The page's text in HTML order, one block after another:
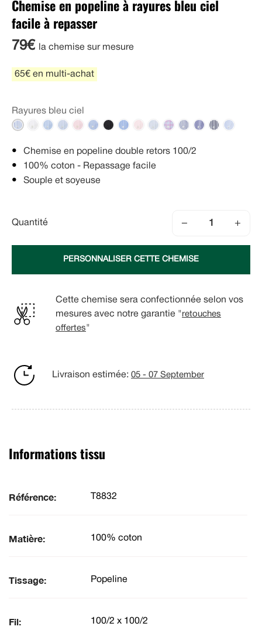
Chemise en popeline à rayures bleu ciel
facile à repasser
79€ la chemise sur mesure
65€ en multi-achat
Rayures bleu ciel
Chemise en popeline double retors 100/2
100% coton - Repassage facile
Souple et soyeuse
Quantité − +
PERSONNALISER CETTE CHEMISE
Cette chemise sera confectionnée selon vos
mesures avec notre garantie " retouches
offertes"
Livraison estimée: 05 - 07 September
Informations tissu
Référence: T8832
Matière: 100% coton
Tissage: Popeline
Fil: 100/2 x 100/2